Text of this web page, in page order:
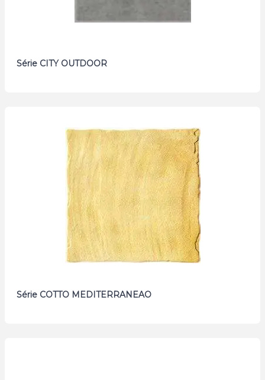
Série CITY OUTDOOR
Série COTTO MEDITERRANEAO